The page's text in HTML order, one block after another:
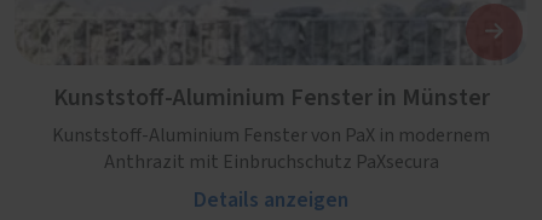
Kunststoff-Aluminium Fenster in Münster
Kunststoff-Aluminium Fenster von PaX in modernem
Anthrazit mit Einbruchschutz PaXsecura
Details anzeigen